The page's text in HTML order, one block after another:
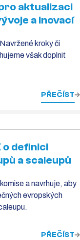
aktualizaci
a inovací
kroky či
však doplnit
PŘEČÍST
o definici
a scaleupů
a navrhuje, aby
evropských
PŘEČÍST